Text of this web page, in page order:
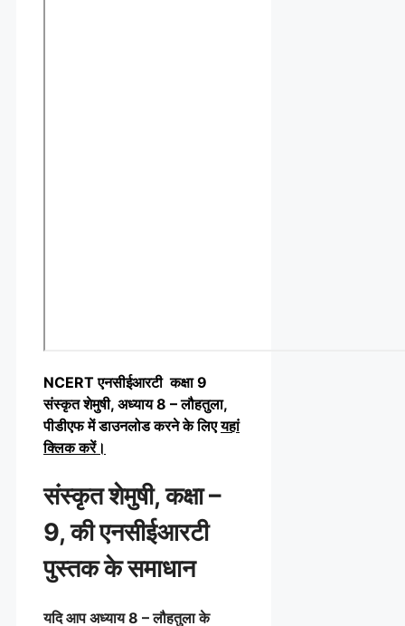
NCERT एनसीईआरटी कक्षा 9
संस्कृत शेमुषी, अध्याय 8 – लौहतुला,
पीडीएफ में डाउनलोड करने के लिएयहां
क्लिक करें।
संस्कृत शेमुषी, कक्षा –
9, की एनसीईआरटी
पुस्तक के समाधान
यदि आप अध्याय 8 – लौहतुला के